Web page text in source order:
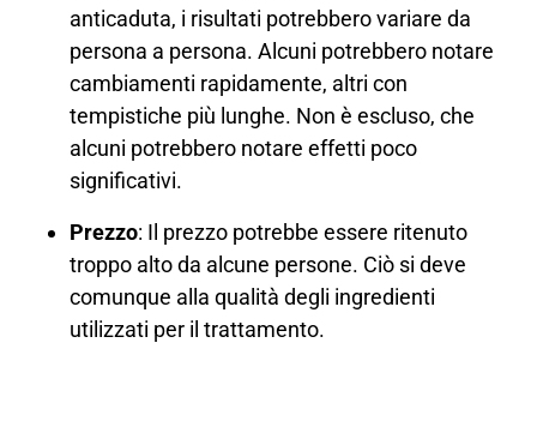
anticaduta, i risultati potrebbero variare da
persona a persona. Alcuni potrebbero notare
cambiamenti rapidamente, altri con
tempistiche più lunghe. Non è escluso, che
alcuni potrebbero notare effetti poco
significativi.
Prezzo: Il prezzo potrebbe essere ritenuto
troppo alto da alcune persone. Ciò si deve
comunque alla qualità degli ingredienti
utilizzati per il trattamento.